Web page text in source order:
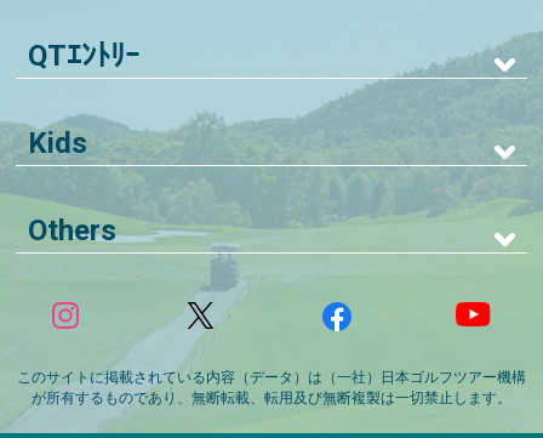
QTｴﾝﾄﾘｰ
Kids
Others
このサイトに掲載されている内容（データ）は（一社）日本ゴルフツアー機構
が所有するものであり、無断転載、転用及び無断複製は一切禁止します。